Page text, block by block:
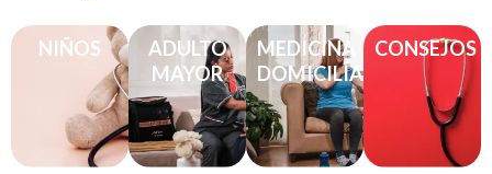
NIÑOS
ADULTO
MAYOR
MEDICINA
DOMICILIARIA
CONSEJOS